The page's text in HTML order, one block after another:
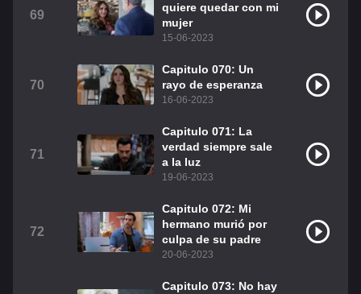
69
quiere quedar con mi
mujer
15-06-2023
70
Capitulo 070: Un
rayo de esperanza
16-06-2023
71
Capitulo 071: La
verdad siempre sale
a la luz
19-06-2023
72
Capitulo 072: Mi
hermano murió por
culpa de su padre
20-06-2023
Capitulo 073: No hay